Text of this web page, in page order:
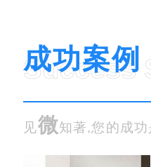
成功案例
Success
见微知著,您的成